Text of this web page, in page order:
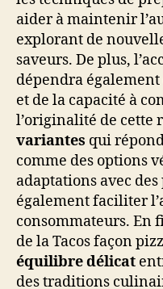
aider à maintenir
explorant de
saveurs. De plus,
dépendra
et de la capacité à
l’originalité de cette
variantes qui
comme des options
adaptations avec
également faciliter
consommateurs. En
de la Tacos façon
équilibre délicat
des traditions